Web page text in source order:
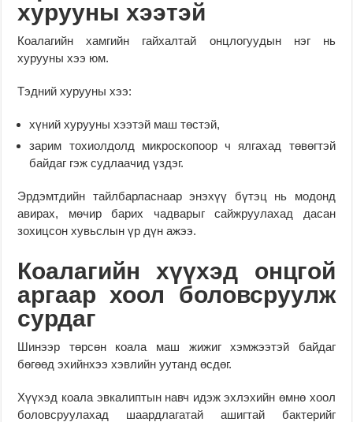
хурууны хээтэй
Коалагийн хамгийн гайхалтай онцлогуудын нэг нь
хурууны хээ юм.
Тэдний хурууны хээ:
хүний хурууны хээтэй маш төстэй,
зарим тохиолдолд микроскопоор ч ялгахад төвөгтэй
байдаг гэж судлаачид үздэг.
Эрдэмтдийн тайлбарласнаар энэхүү бүтэц нь модонд
авирах, мөчир барих чадварыг сайжруулахад дасан
зохицсон хувьслын үр дүн ажээ.
Коалагийн хүүхэд онцгой
аргаар хоол боловсруулж
сурдаг
Шинээр төрсөн коала маш жижиг хэмжээтэй байдаг
бөгөөд эхийнхээ хэвлийн уутанд өсдөг.
Хүүхэд коала эвкалиптын навч идэж эхлэхийн өмнө хоол
боловсруулахад шаардлагатай ашигтай бактерийг